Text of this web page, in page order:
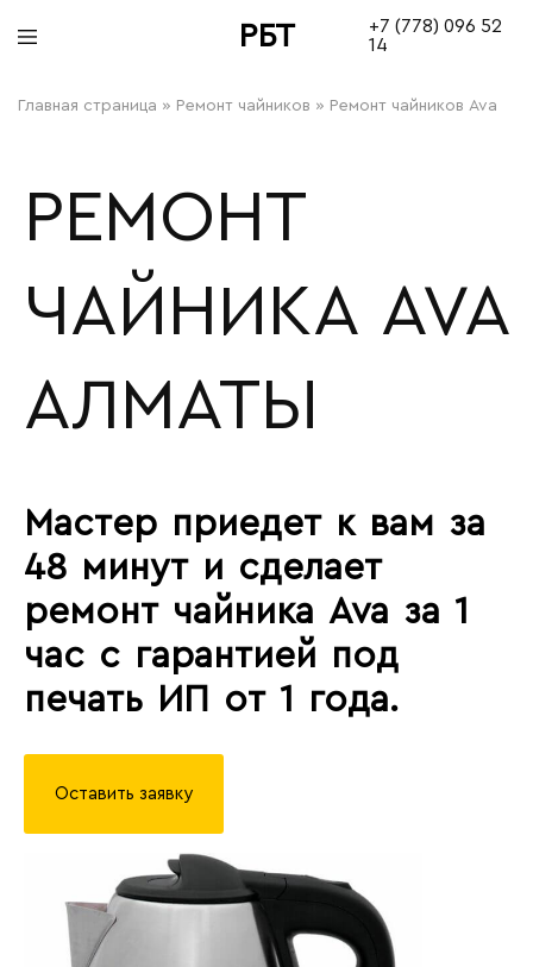
РБТ
+7 (778) 096 52
14
Главная страница » Ремонт чайников » Ремонт чайников Ava
РЕМОНТ
ЧАЙНИКА AVA
АЛМАТЫ
Мастер приедет к вам за
48 минут и сделает
ремонт чайника Ava за 1
час с гарантией под
печать ИП от 1 года.
Оставить заявку